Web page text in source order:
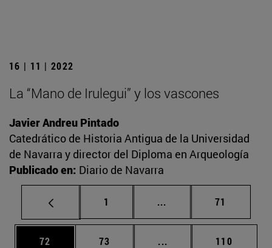
16 | 11 | 2022
La “Mano de Irulegui” y los vascones
Javier Andreu Pintado
Catedrático de Historia Antigua de la Universidad
de Navarra y director del Diploma en Arqueología
Publicado en: Diario de Navarra
Página
1 ... Páginas intermedias
Página
71
Página
72 Página
73 ... Páginas intermedias
Página
110